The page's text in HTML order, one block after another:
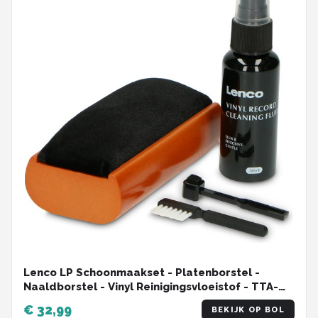
Lenco LP Schoonmaakset - Platenborstel -
Naaldborstel - Vinyl Reinigingsvloeistof - TTA-
€ 32,99 BEKIJK OP BOL